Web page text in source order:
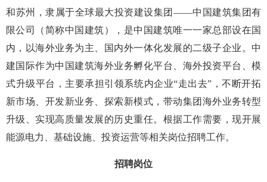
和苏州，隶属于全球最大投资建设集团——中国建筑集团有
限公司（简称中国建筑），是中国建筑唯一一家总部设在国
内，以海外业务为主、国内外一体化发展的二级子企业。中
建国际作为中国建筑海外业务孵化平台、海外投资平台、模
式升级平台，主要承担引领系统内企业“走出去”，不断开拓
新市场、开发新业务、探索新模式，带动集团海外业务转型
升级、实现高质量发展的历史重任。根据工作需要，现开展
能源电力、基础设施、投资运营等相关岗位招聘工作。
招聘岗位